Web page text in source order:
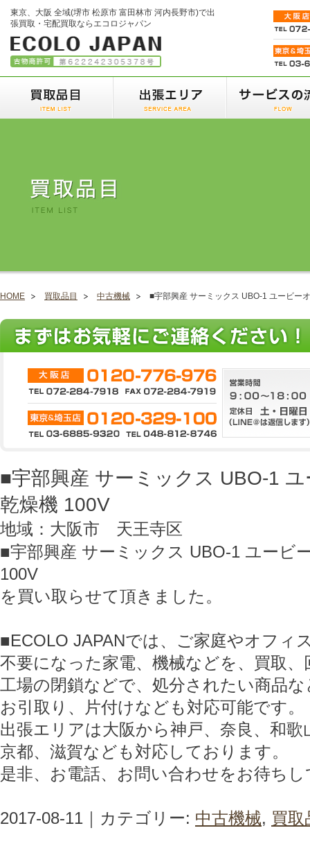
東京、大阪 全域(堺市 松原市 富田林市 河内長野市)で出
張買取・宅配買取ならエコロジャパン
HOME 買取品目 中古機械 ■宇部興産 サーミックス UBO-1 ユービー
■宇部興産 サーミックス UBO-1
乾燥機 100V
地域：大阪市 天王寺区
■宇部興産 サーミックス UBO-1 ユービ
100V
を買い取らせて頂きました。
■ECOLO JAPANでは、ご家庭やオフィ
不要になった家電、機械などを、買取
工場の閉鎖などで、処分されたい商品な
お引取り、片付けなども対応可能です。
出張エリアは大阪から神戸、奈良、和歌
京都、滋賀なども対応しております。
是非、お電話、お問い合わせをお待ち
2017-08-11｜カテゴリー: 中古機械, 買取